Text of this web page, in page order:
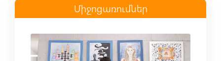
Միջոցառումներ
Read more